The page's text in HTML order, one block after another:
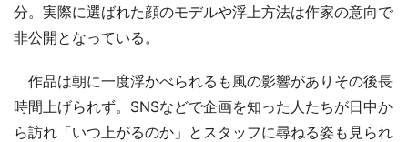
分。実際に選ばれた顔のモデルや浮上方法は作家の意向で
非公開となっている。
作品は朝に一度浮かべられるも風の影響がありその後長
時間上げられず。SNSなどで企画を知った人たちが日中か
ら訪れ「いつ上がるのか」とスタッフに尋ねる姿も見られ